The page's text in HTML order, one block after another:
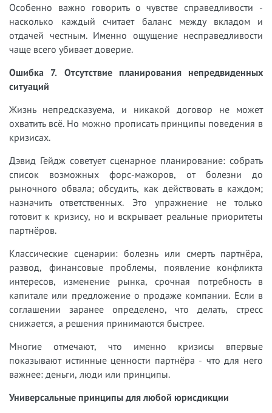
Особенно важно говорить о чувстве справедливости -
насколько каждый считает баланс между вкладом и
отдачей честным. Именно ощущение несправедливости
чаще всего убивает доверие.
Ошибка 7. Отсутствие планирования непредвиденных
ситуаций
Жизнь непредсказуема, и никакой договор не может
охватить всё. Но можно прописать принципы поведения в
кризисах.
Дэвид Гейдж советует сценарное планирование: собрать
список возможных форс-мажоров, от болезни до
рыночного обвала; обсудить, как действовать в каждом;
назначить ответственных. Это упражнение не только
готовит к кризису, но и вскрывает реальные приоритеты
партнёров.
Классические сценарии: болезнь или смерть партнёра,
развод, финансовые проблемы, появление конфликта
интересов, изменение рынка, срочная потребность в
капитале или предложение о продаже компании. Если в
соглашении заранее определено, что делать, стресс
снижается, а решения принимаются быстрее.
Многие отмечают, что именно кризисы впервые
показывают истинные ценности партнёра - что для него
важнее: деньги, люди или принципы.
Универсальные принципы для любой юрисдикции